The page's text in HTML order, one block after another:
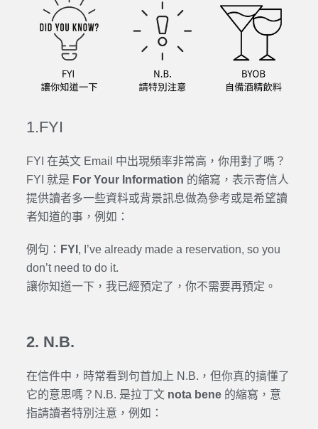
1.FYI
FYI 在英文 Email 中出現頻率非常高，你用對了嗎？
FYI 就是 For Your Information 的縮寫，表示寄信人
提供讀者多一些資料或背景訊息做為參考或是希望讀
者知道的事，例如：
例句： FYI , I’ve already made a reservation, so you
don’t need to do it.
讓你知道一下，我已經預定了，你不需要再預定。
2. N.B.
在信件中，時常看到句首加上 N.B.，但你真的搞懂了
它的意思嗎？N.B. 是拉丁文 nota bene的縮寫，意
指請讀者特別注意，例如：